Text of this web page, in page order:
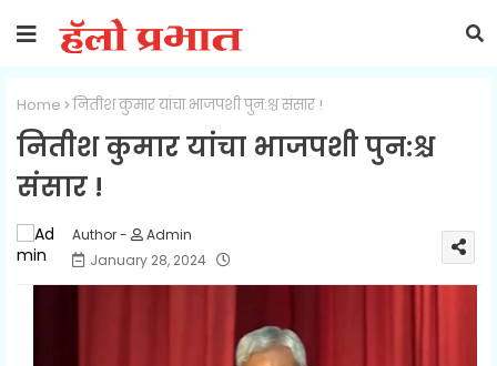
Home नितीश कुमार यांचा भाजपशी पुन:श्च संसार !
नितीश कुमार यांचा भाजपशी पुन:श्च
संसार !
Admin
January 28, 2024